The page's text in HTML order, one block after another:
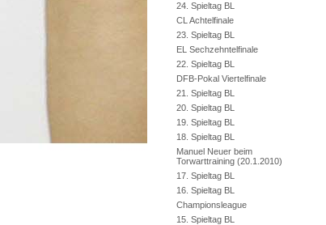
24. Spieltag BL
CL Achtelfinale
23. Spieltag BL
EL Sechzehntelfinale
22. Spieltag BL
DFB-Pokal Viertelfinale
21. Spieltag BL
20. Spieltag BL
19. Spieltag BL
18. Spieltag BL
Manuel Neuer beim
Torwarttraining (20.1.2010)
17. Spieltag BL
16. Spieltag BL
Championsleague
15. Spieltag BL